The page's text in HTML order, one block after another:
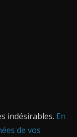
indésirables. En
de vos